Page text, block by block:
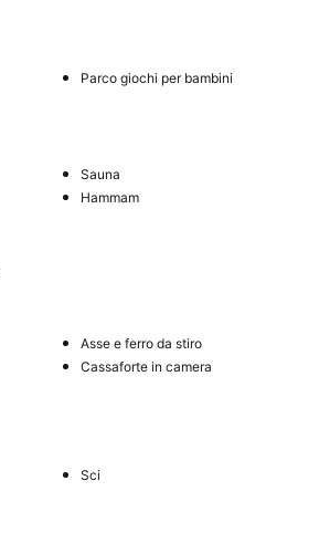
Parco giochi per bambini
Sauna
Hammam
Asse e ferro da stiro
Cassaforte in camera
Sci